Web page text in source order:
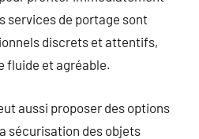
services de portage sont
discrets et attentifs,
fluide et agréable.
aussi proposer des options
sécurisation des objets